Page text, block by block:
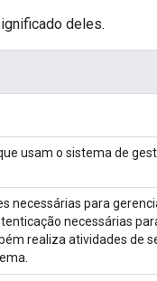
deles.
usam o sistema de
necessárias para
necessárias
realiza atividades de